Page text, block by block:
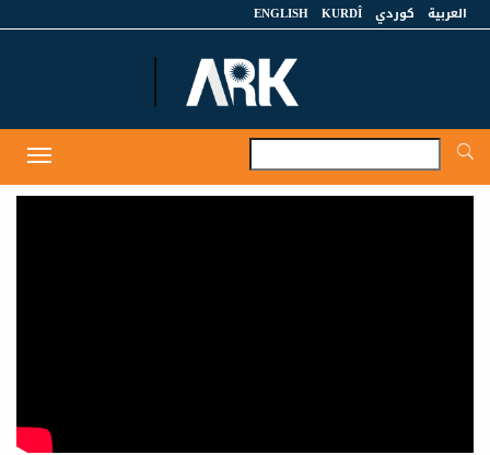
العربية كوردي KURDÎ
ENGLISH
Toggle
navigation